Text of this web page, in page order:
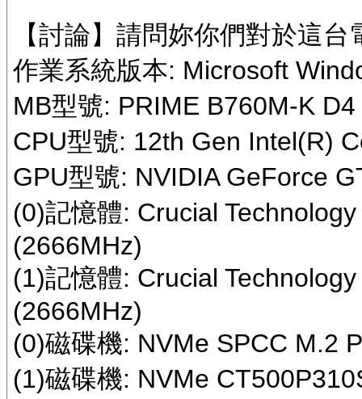
【討論】請問妳你們對於這
作業系統版本: Microsoft
MB型號: PRIME B760M-K D4
CPU型號: 12th Gen Intel(R)
GPU型號: NVIDIA GeForce
(0)記憶體: Crucial
(2666MHz)
(1)記憶體: Crucial
(2666MHz)
(0)磁碟機: NVMe SPCC M.2
(1)磁碟機: NVMe